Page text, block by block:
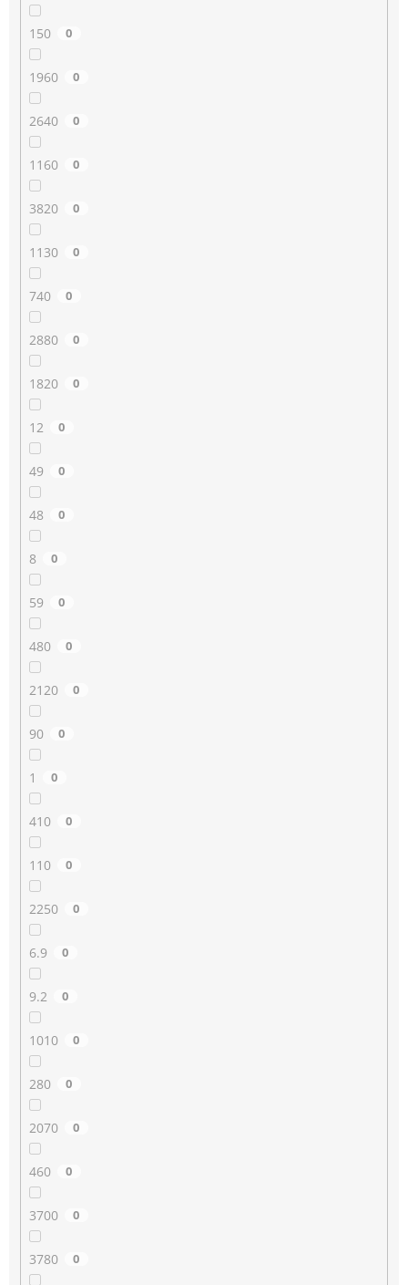
150 0
1960 0
2640 0
1160 0
3820 0
1130 0
740 0
2880 0
1820 0
12 0
49 0
48 0
8 0
59 0
480 0
2120 0
90 0
1 0
410 0
110 0
2250 0
6.9 0
9.2 0
1010 0
280 0
2070 0
460 0
3700 0
3780 0